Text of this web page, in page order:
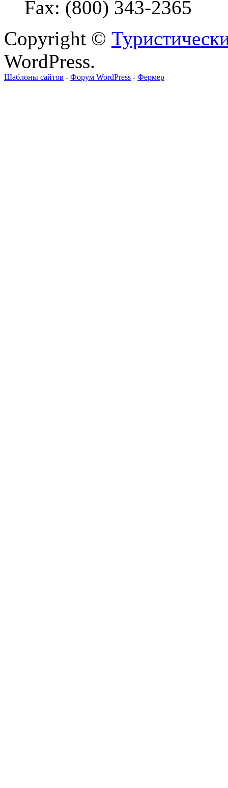
Fax: (800) 343-2365
Copyright ©
WordPress.
Шаблоны сайтов - Форум WordPress - Фермер